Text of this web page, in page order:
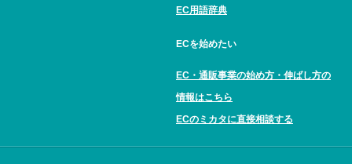
EC用語辞典
ECを始めたい
EC・通販事業の始め方・伸ばし方の
情報はこちら
ECのミカタに直接相談する